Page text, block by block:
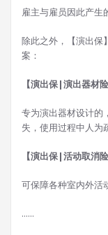
雇主与雇员因此产生
除此之外，【演出保
案：
【演出保|演出器材险
专为演出器材设计的
失，使用过程中人为
【演出保|活动取消险
可保障各种室内外活
......